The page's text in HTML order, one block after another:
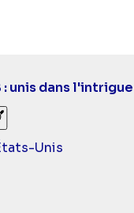
: unis dans l'intrigue
et
Unis